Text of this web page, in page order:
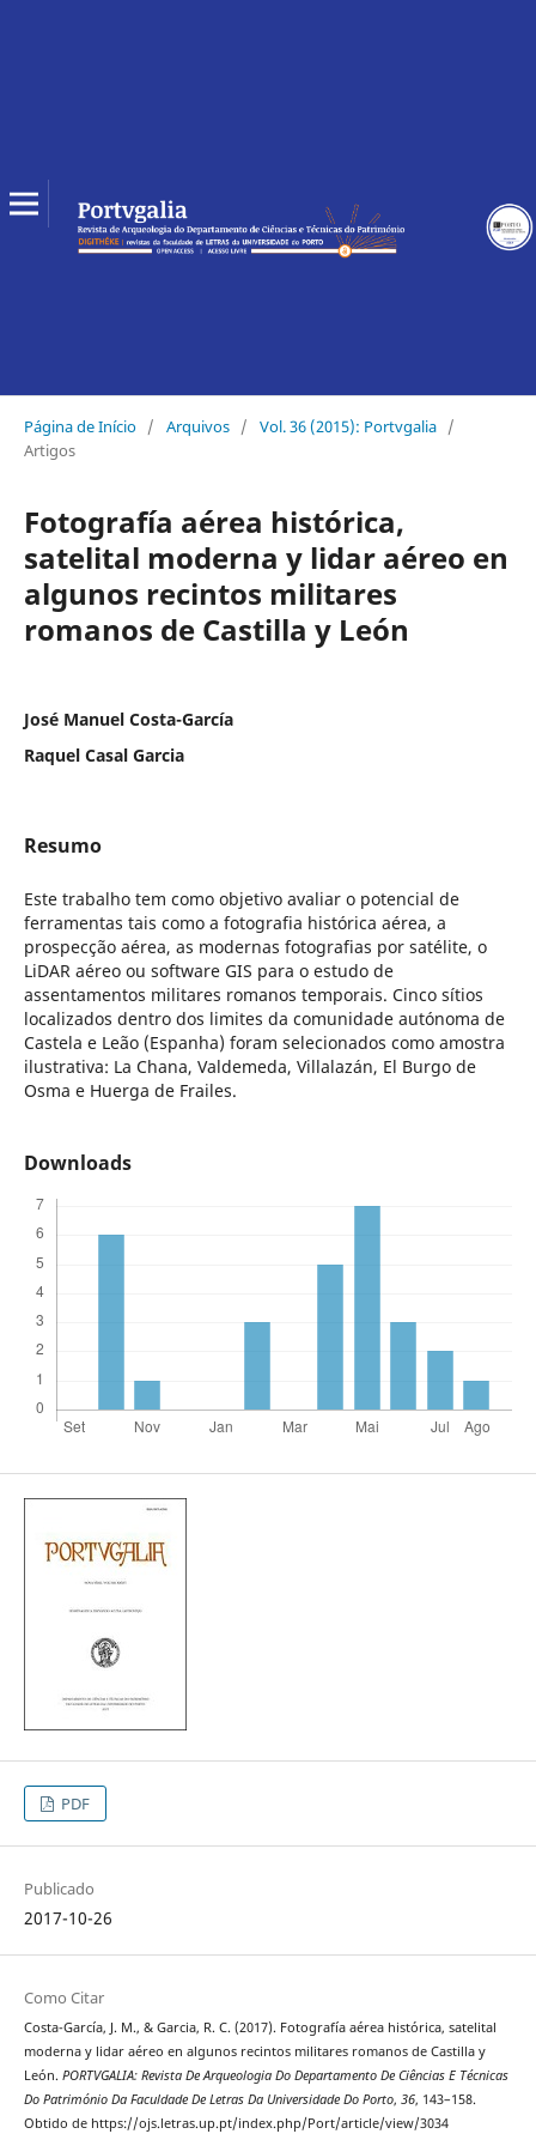
Página de Início / Arquivos / Vol. 36 (2015): Portvgalia /
Artigos
Fotografía aérea histórica,
satelital moderna y lidar aéreo en
algunos recintos militares
romanos de Castilla y León
José Manuel Costa-García
Raquel Casal Garcia
Resumo
Este trabalho tem como objetivo avaliar o potencial de
ferramentas tais como a fotografia histórica aérea, a
prospecção aérea, as modernas fotografias por satélite, o
LiDAR aéreo ou software GIS para o estudo de
assentamentos militares romanos temporais. Cinco sítios
localizados dentro dos limites da comunidade autónoma de
Castela e Leão (Espanha) foram selecionados como amostra
ilustrativa: La Chana, Valdemeda, Villalazán, El Burgo de
Osma e Huerga de Frailes.
Downloads
PDF
Publicado
2017-10-26
Como Citar
Costa-García, J. M., & Garcia, R. C. (2017). Fotografía aérea histórica, satelital
moderna y lidar aéreo en algunos recintos militares romanos de Castilla y
León. PORTVGALIA: Revista De Arqueologia Do Departamento De Ciências E Técnicas
Do Património Da Faculdade De Letras Da Universidade Do Porto, 36, 143–158.
Obtido de https://ojs.letras.up.pt/index.php/Port/article/view/3034